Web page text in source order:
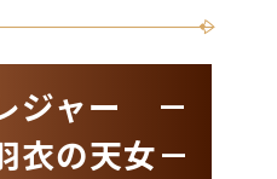
ジャー －
衣の天女－